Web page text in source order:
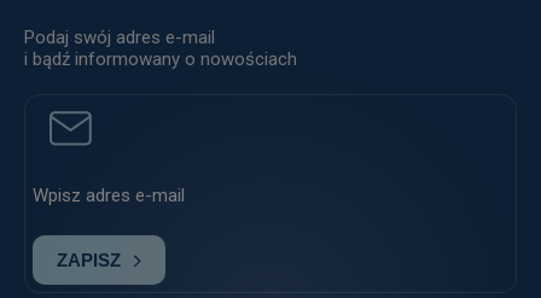
Podaj swój adres e-mail
i bądź informowany o nowościach
ZAPISZ